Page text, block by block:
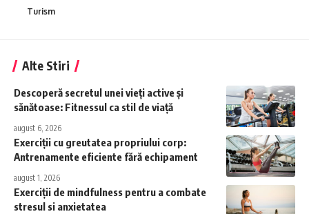
Turism
Alte Stiri
Descoperă secretul unei vieți active și
sănătoase: Fitnessul ca stil de viață
august 6, 2026
Exerciții cu greutatea propriului corp:
Antrenamente eficiente fără echipament
august 1, 2026
Exerciții de mindfulness pentru a combate
stresul si anxietatea